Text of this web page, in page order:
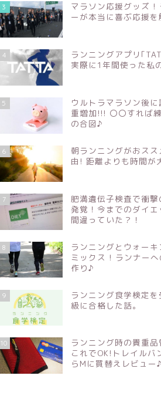
3
マラソン応援グッズ !
ーが本当に喜ぶ応援を
4
ランニングアプリ｢
実際に1年間使った私
5
ウルトラマラソン後に
重増加!!! 〇〇すれば
の合図♪
6
朝ランニングがおスス
由! 距離よりも時間が
7
肥満遺伝子検査で衝撃
発覚！今までのダイエ
間違っていた？！
8
ランニングとウォーキ
ミックス ! ランナーへ
作り♪
9
ランニング食学検定を
級に合格した話。
10
ランニング時の貴重品
これでOK!トレイルバ
らMに買替えレビュー♪